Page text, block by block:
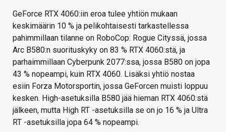
GeForce RTX 4060:iin eroa tulee yhtiön mukaan
keskimäärin 10 % ja pelikohtaisesti tarkastellessa
pahimmillaan tilanne on RoboCop: Rogue Cityssä, jossa
Arc B580:n suorituskyky on 83 % RTX 4060:stä, ja
parhaimmillaan Cyberpunk 2077:ssa, jossa B580 on jopa
43 % nopeampi, kuin RTX 4060. Lisäksi yhtiö nostaa
esiin Forza Motorsportin, jossa GeForcen muisti loppuu
kesken. High-asetuksilla B580 jää hieman RTX 4060:stä
jälkeen, mutta High RT -asetuksilla se on jo 16 % ja Ultra
RT -asetuksilla jopa 64 % nopeampi.